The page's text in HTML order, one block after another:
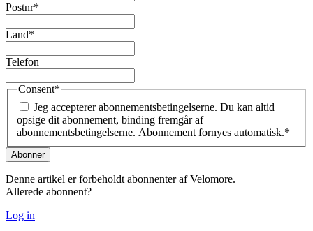
Postnr*
Land*
Telefon
Consent*
Jeg accepterer abonnementsbetingelserne. Du kan altid
opsige dit abonnement, binding fremgår af
abonnementsbetingelserne. Abonnement fornyes automatisk.*
Denne artikel er forbeholdt abonnenter af Velomore.
Allerede abonnent?
Log in